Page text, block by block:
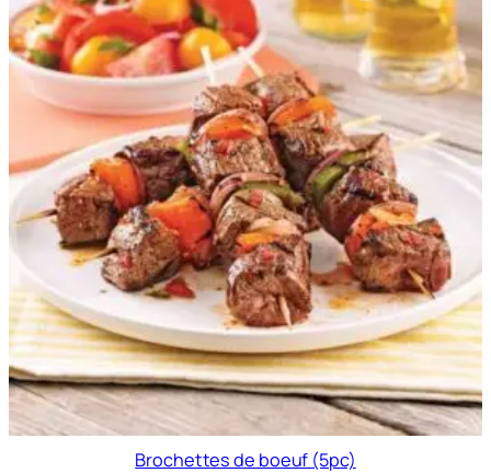
Brochettes de boeuf (5pc)